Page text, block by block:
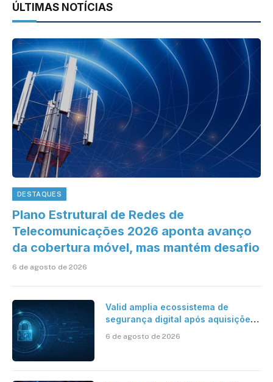
ÚLTIMAS NOTÍCIAS
DESTAQUES
Plano Estrutural de Redes de
Telecomunicações 2026 aponta avanço
da cobertura móvel, mas mantém desafio
6 de agosto de 2026
Valid amplia ecossistema de
segurança digital após aquisições
6 de agosto de 2026